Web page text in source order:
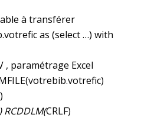
à transférer
as (select …) with
, paramétrage Excel
RCDDLM(CRLF)